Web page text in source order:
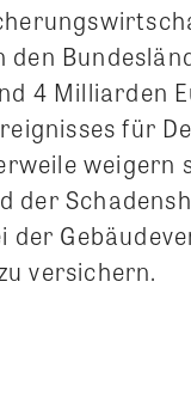
4 Milliarden
für
weigern
der
versichern.